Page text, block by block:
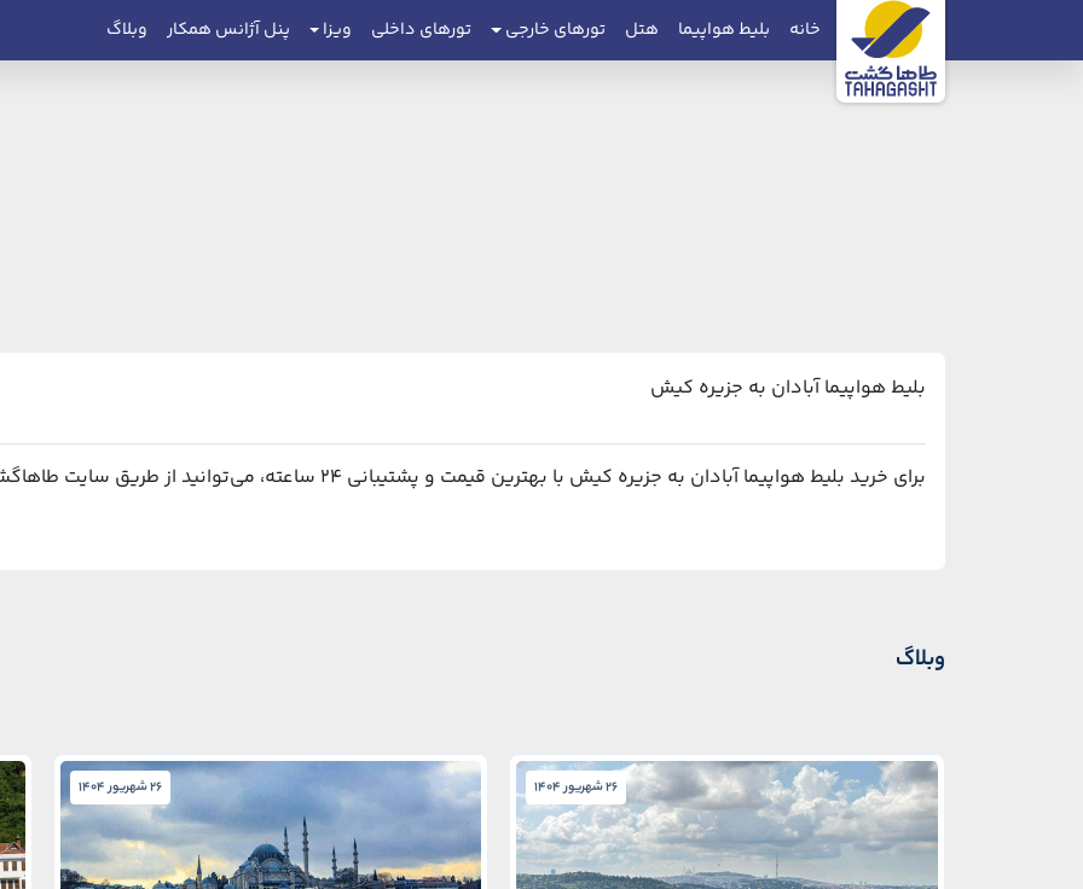
خانه بلیط هواپیما هتل تورهای خارجی تورهای داخلی ویزا پنل آژانس همکار وبلاگ
بلیط هواپیما آبادان به جزیره کیش
برای خرید بلیط هواپیما آبادان به جزیره کیش با بهترین قیمت و پشتیبانی ۲۴ ساعته، می‌توانید از طریق سایت طاهاگشت اقدام نمایید.
وبلاگ
26 شهریور 1404 26 شهریور 1404